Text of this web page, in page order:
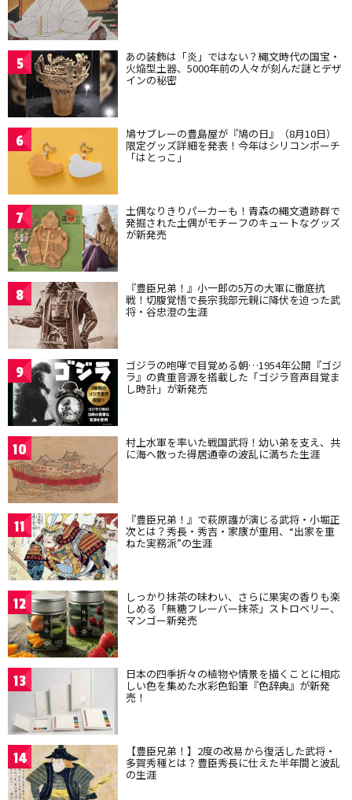
5 あの装飾は「炎」ではない？縄文時代の国宝・
火焔型土器、5000年前の人々が刻んだ謎とデザ
インの秘密
6 鳩サブレーの豊島屋が『鳩の日』（8月10日）
限定グッズ詳細を発表！今年はシリコンポーチ
「はとっこ」
7 土偶なりきりパーカーも！青森の縄文遺跡群で
発掘された土偶がモチーフのキュートなグッズ
が新発売
8 『豊臣兄弟！』小一郎の5万の大軍に徹底抗
戦！切腹覚悟で長宗我部元親に降伏を迫った武
将・谷忠澄の生涯
9 ゴジラの咆哮で目覚める朝…1954年公開『ゴジ
ラ』の貴重音源を搭載した「ゴジラ音声目覚ま
し時計」が新発売
10 村上水軍を率いた戦国武将！幼い弟を支え、共
に海へ散った得居通幸の波乱に満ちた生涯
11 『豊臣兄弟！』で萩原護が演じる武将・小堀正
次とは？秀長・秀吉・家康が重用、“出家を重
ねた実務派”の生涯
12 しっかり抹茶の味わい、さらに果実の香りも楽
しめる「無糖フレーバー抹茶」ストロベリー、
マンゴー新発売
13 日本の四季折々の植物や情景を描くことに相応
しい色を集めた水彩色鉛筆『色辞典』が新発
売！
14 【豊臣兄弟！】2度の改易から復活した武将・
多賀秀種とは？豊臣秀長に仕えた半年間と波乱
の生涯